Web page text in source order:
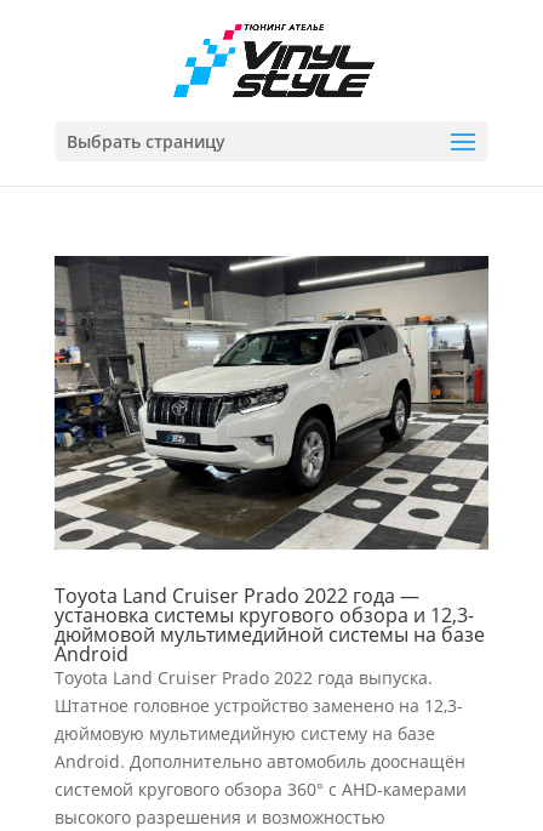
Выбрать страницу
Toyota Land Cruiser Prado 2022 года —
установка системы кругового обзора и 12,3-
дюймовой мультимедийной системы на базе
Android
Toyota Land Cruiser Prado 2022 года выпуска.
Штатное головное устройство заменено на 12,3-
дюймовую мультимедийную систему на базе
Android. Дополнительно автомобиль дооснащён
системой кругового обзора 360° с AHD-камерами
высокого разрешения и возможностью